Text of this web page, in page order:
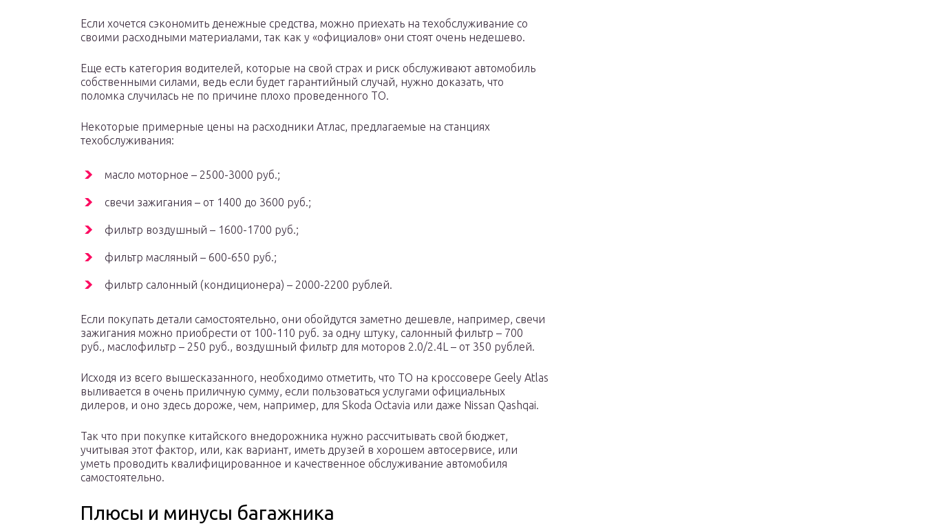
Если хочется сэкономить денежные средства, можно приехать на техобслуживание со
своими расходными материалами, так как у «официалов» они стоят очень недешево.
Еще есть категория водителей, которые на свой страх и риск обслуживают автомобиль
собственными силами, ведь если будет гарантийный случай, нужно доказать, что
поломка случилась не по причине плохо проведенного ТО.
Некоторые примерные цены на расходники Атлас, предлагаемые на станциях
техобслуживания:
масло моторное – 2500-3000 руб.;
свечи зажигания – от 1400 до 3600 руб.;
фильтр воздушный – 1600-1700 руб.;
фильтр масляный – 600-650 руб.;
фильтр салонный (кондиционера) – 2000-2200 рублей.
Если покупать детали самостоятельно, они обойдутся заметно дешевле, например, свечи
зажигания можно приобрести от 100-110 руб. за одну штуку, салонный фильтр – 700
руб., маслофильтр – 250 руб., воздушный фильтр для моторов 2.0/2.4L – от 350 рублей.
Исходя из всего вышесказанного, необходимо отметить, что ТО на кроссовере Geely Atlas
выливается в очень приличную сумму, если пользоваться услугами официальных
дилеров, и оно здесь дороже, чем, например, для Skoda Octavia или даже Nissan Qashqai.
Так что при покупке китайского внедорожника нужно рассчитывать свой бюджет,
учитывая этот фактор, или, как вариант, иметь друзей в хорошем автосервисе, или
уметь проводить квалифицированное и качественное обслуживание автомобиля
самостоятельно.
Плюсы и минусы багажника